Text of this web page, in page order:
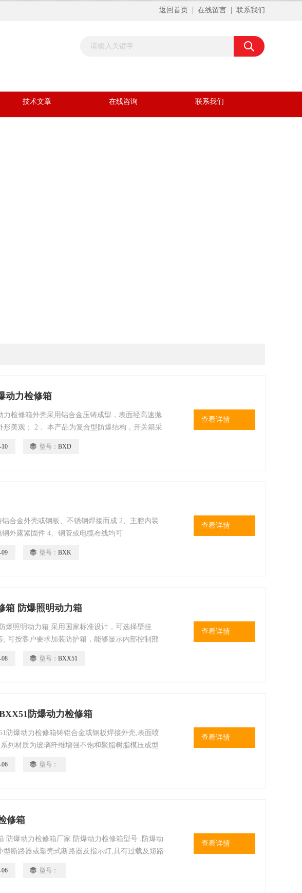
返回首页 在线留言 联系我们
技术文章 在线咨询 联系我们
动力检修箱
力检修箱外壳采用铝合金压铸成型，表面经高速抛
形美观； 2． 本产品为复合型防爆结构，开关箱采
； 4． 内装高分断小型漏电断路器或塑壳式漏电断
10 型号： BXD
查看详情
合金外壳或钢板、不锈钢焊接而成 2、主腔内装
外露紧固件 4、钢管或电缆布线均可
09 型号： BXK
查看详情
箱 防爆照明动力箱
爆照明动力箱 采用国家标准设计，可选择壁挂
; 可按客户要求加装防护箱，能够显示内部控制部
08 型号： BXX51
查看详情
防爆动力检修箱
防爆动力检修箱铸铝合金或钢板焊接外壳,表面喷
列材质为玻璃纤维增强不饱和聚脂树脂模压成型
06 型号：
查看详情
修箱
防爆动力检修箱厂家 防爆动力检修箱型号 .防爆动
型断路器或塑壳式断路器及指示灯,具有过载及短路
06 型号：
查看详情